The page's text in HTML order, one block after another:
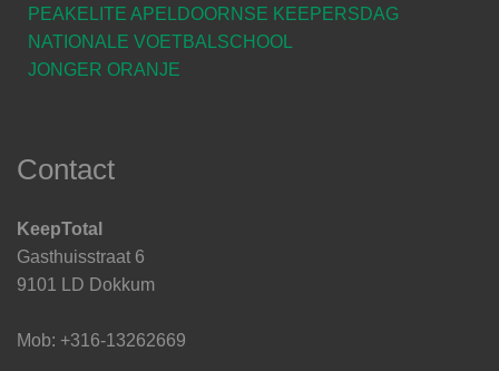
PEAKELITE APELDOORNSE KEEPERSDAG
NATIONALE VOETBALSCHOOL
JONGER ORANJE
Contact
KeepTotal
Gasthuisstraat 6
9101 LD Dokkum
Mob: +316-13262669